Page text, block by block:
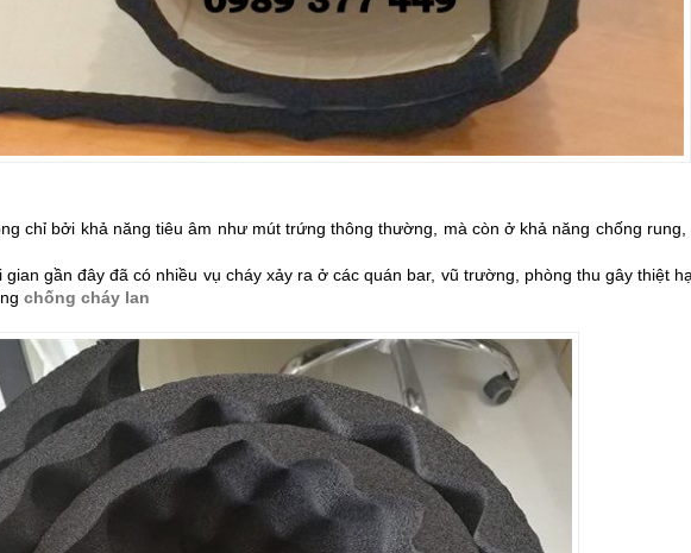
chỉ bởi khả năng tiêu âm như mút trứng thông thường, mà còn ở khả năng chống rung,
gần đây đã có nhiều vụ cháy xảy ra ở các quán bar, vũ trường, phòng thu gây thiệt
chống cháy lan